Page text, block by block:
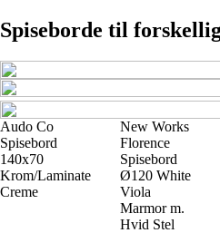
Spiseborde til
Audo Co
Spisebord
140x70
Krom/Laminate
Creme
New Works
Florence
Spisebord
Ø120 White
Viola
Marmor m.
Hvid Stel